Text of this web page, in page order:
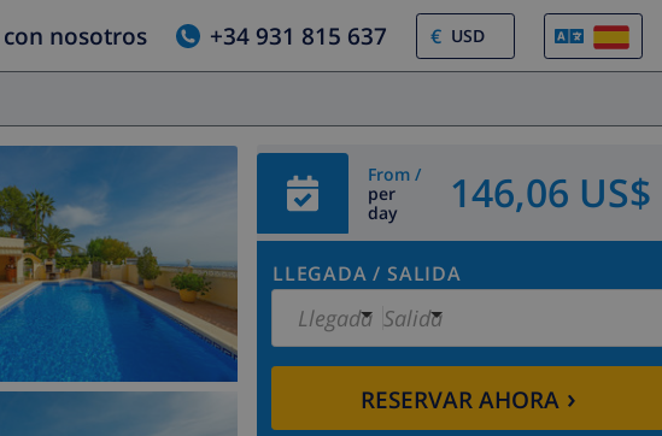
nosotros +34 931 815 637 €
From /
per
day
146,06 US$
LLEGADA / SALIDA
Llegada Salida
RESERVAR AHORA ›